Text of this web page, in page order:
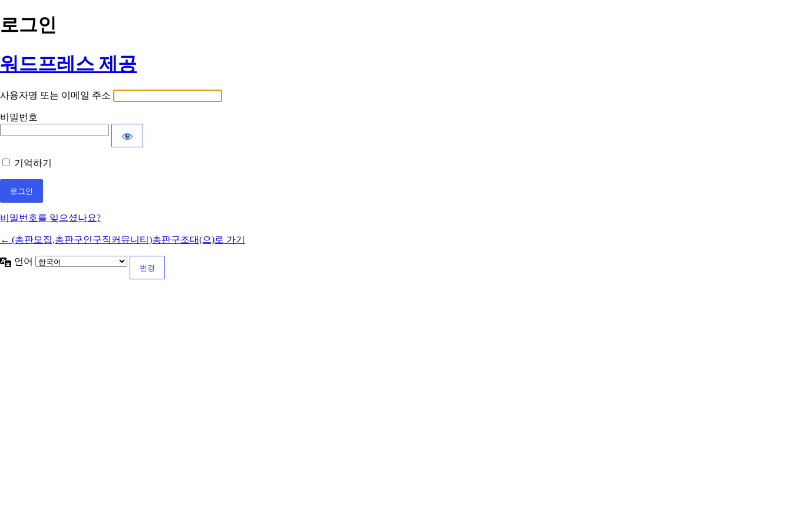
로그인
워드프레스 제공
사용자명 또는 이메일 주소
비밀번호
기억하기
비밀번호를 잊으셨나요?
← (총판모집,총판구인구직커뮤니티)총판구조대(으)로 가기
언어